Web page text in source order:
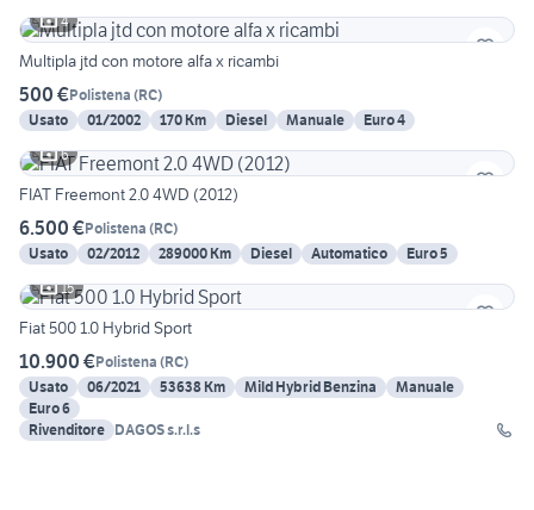
4
Multipla jtd con motore alfa x ricambi
500 €Polistena (RC)
Usato
01/2002 170 Km Diesel Manuale
Euro 4
6
FIAT Freemont 2.0 4WD (2012)
6.500 €Polistena (RC)
Usato
02/2012 289000 Km Diesel Automatico
Euro 5
15
Fiat 500 1.0 Hybrid Sport
10.900 €Polistena (RC)
Usato
06/2021 53638 Km Mild Hybrid Benzina
Manuale
Euro 6
Rivenditore DAGOS s.r.l.s